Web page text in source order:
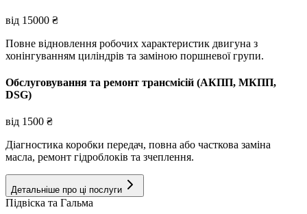
від 15000 ₴
Повне відновлення робочих характеристик двигуна з
хонінгуванням циліндрів та заміною поршневої групи.
Обслуговування та ремонт трансмісій (АКПП, МКПП,
DSG)
від 1500 ₴
Діагностика коробки передач, повна або часткова заміна
масла, ремонт гідроблоків та зчеплення.
Детальніше про ці послуги
Підвіска та Гальма